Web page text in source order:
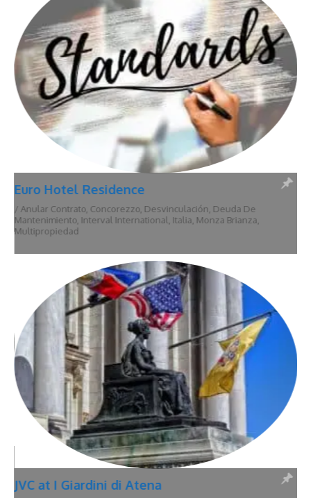
Euro Hotel Residence
/ Anular Contrato, Concorezzo, Desvinculación, Deuda De
Mantenimiento, Interval International, Italia, Monza Brianza,
Multipropiedad
JVC at I Giardini di Atena